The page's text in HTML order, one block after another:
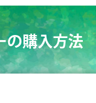
の購入方法